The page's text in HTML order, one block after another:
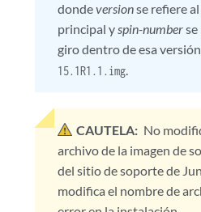
dondeversionse refiere
principal yspin-number
giro dentro de esa
15.1R1.1.img.
CAUTELA: No
archivo de la imagen de
del sitio de soporte de
modifica el nombre de